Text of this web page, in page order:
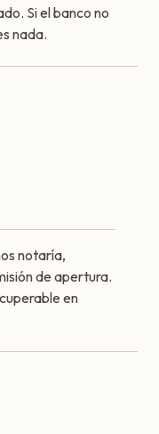
Si el banco no
nada.
notaría,
de apertura.
en